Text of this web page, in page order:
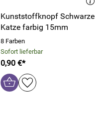
Kunststoffknopf Schwarze
Katze farbig 15mm
8 Farben
Sofort lieferbar
0,90 €*